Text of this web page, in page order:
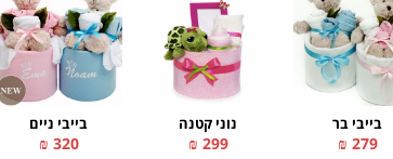
בייבי בר
279 ₪
נוני קטנה
299 ₪
בייבי ניים
320 ₪